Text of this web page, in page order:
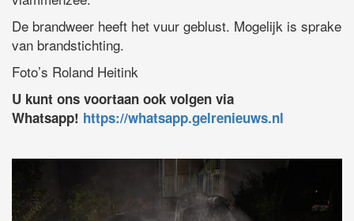
De brandweer heeft het vuur geblust. Mogelijk is sprake
van brandstichting.
Foto’s Roland Heitink
U kunt ons voortaan ook volgen via
Whatsapp! https://whatsapp.gelrenieuws.nl